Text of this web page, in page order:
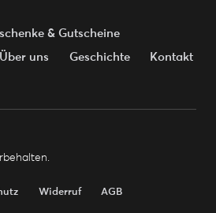
& Gutscheine
Über uns Geschichte Kontakt
Widerruf AGB